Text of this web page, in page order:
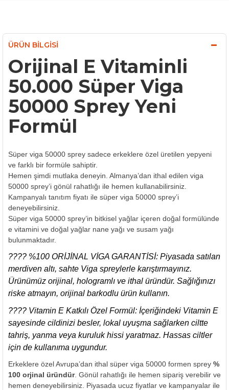
ÜRÜN BILGISI
Orijinal E Vitaminli
50.000 Süper Viga
50000 SpreyYeni
Formül
Süper viga 50000 sprey sadece erkeklere özel üretilen yepyeni
ve farklı bir formüle sahiptir.
Hemen şimdi mutlaka deneyin. Almanya’dan ithal edilen viga
50000 sprey’i gönül rahatlığı ile hemen kullanabilirsiniz.
Kampanyalı tanıtım fiyatı ile süper viga 50000 sprey’i
deneyebilirsiniz.
Süper viga 50000 sprey’in bitkisel yağlar içeren doğal formülünde
e vitamini ve doğal yağlar nane yağı ve susam yağı
bulunmaktadır.
????️ %100 ORİJİNAL VİGA GARANTİSİ: Piyasada satılan
merdiven altı, sahte Viga spreylerle karıştırmayınız.
Ürünümüz orijinal, hologramlı ve ithal üründür. Sağlığınızı
riske atmayın, orijinal barkodlu ürün kullanın.
???? Vitamin E Katkılı Özel Formül: İçeriğindeki Vitamin E
sayesinde cildinizi besler, lokal uyuşma sağlarken ciltte
tahriş, yanma veya kuruluk hissi yaratmaz. Hassas ciltler
için de kullanıma uygundur.
Erkeklere özel Avrupa’dan ithal süper viga 50000 formen sprey %
100 orjinal üründür. Gönül rahatlığı ile hemen sipariş verebilir ve
hemen deneyebilirsiniz. Piyasada ucuz fiyatlar ve kampanyalar ile